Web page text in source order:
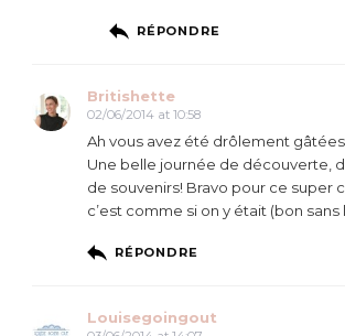
RÉPONDRE
Britishette
02/06/2014 at 10:58
Ah vous avez été drôlement
Une belle journée de découverte,
de souvenirs! Bravo pour ce super
c’est comme si on y était (bon sans
RÉPONDRE
Louisegoingout